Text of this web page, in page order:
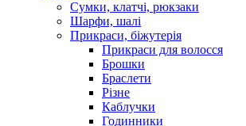
Сумки, клатчі, рюкзаки
Шарфи, шалі
Прикраси, біжутерія
Прикраси для волосся
Брошки
Браслети
Різне
Каблучки
Годинники